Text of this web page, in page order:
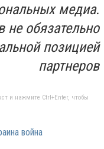
медиа.
не обязательно
позицией
партнеров
и нажмите Ctrl+Enter, чтобы
война